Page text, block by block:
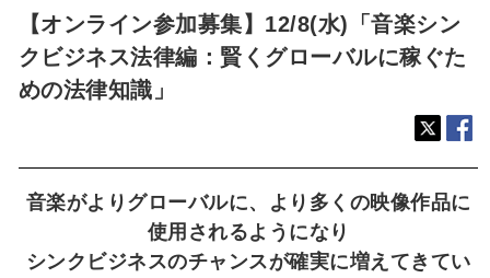
【オンライン参加募集】12/8(水)「音楽シン
クビジネス法律編：賢くグローバルに稼ぐた
めの法律知識」
音楽がよりグローバルに、より多くの映像作品に
使用されるようになり
シンクビジネスのチャンスが確実に増えてきてい